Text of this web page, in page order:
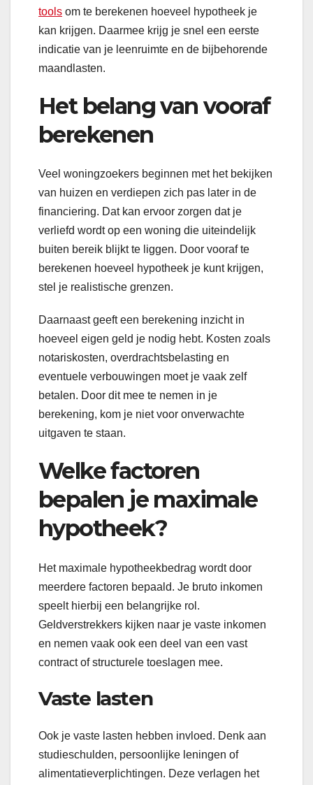
tools om te berekenen hoeveel hypotheek je
kan krijgen. Daarmee krijg je snel een eerste
indicatie van je leenruimte en de bijbehorende
maandlasten.
Het belang van vooraf
berekenen
Veel woningzoekers beginnen met het bekijken
van huizen en verdiepen zich pas later in de
financiering. Dat kan ervoor zorgen dat je
verliefd wordt op een woning die uiteindelijk
buiten bereik blijkt te liggen. Door vooraf te
berekenen hoeveel hypotheek je kunt krijgen,
stel je realistische grenzen.
Daarnaast geeft een berekening inzicht in
hoeveel eigen geld je nodig hebt. Kosten zoals
notariskosten, overdrachtsbelasting en
eventuele verbouwingen moet je vaak zelf
betalen. Door dit mee te nemen in je
berekening, kom je niet voor onverwachte
uitgaven te staan.
Welke factoren
bepalen je maximale
hypotheek?
Het maximale hypotheekbedrag wordt door
meerdere factoren bepaald. Je bruto inkomen
speelt hierbij een belangrijke rol.
Geldverstrekkers kijken naar je vaste inkomen
en nemen vaak ook een deel van een vast
contract of structurele toeslagen mee.
Vaste lasten
Ook je vaste lasten hebben invloed. Denk aan
studieschulden, persoonlijke leningen of
alimentatieverplichtingen. Deze verlagen het